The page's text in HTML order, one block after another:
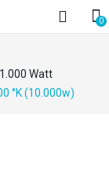
0
Watt
°K (10.000w)